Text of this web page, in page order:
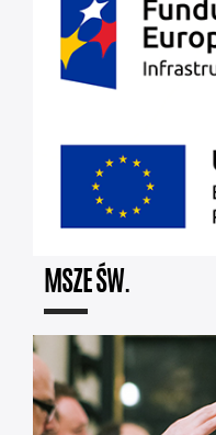
MSZE ŚW.